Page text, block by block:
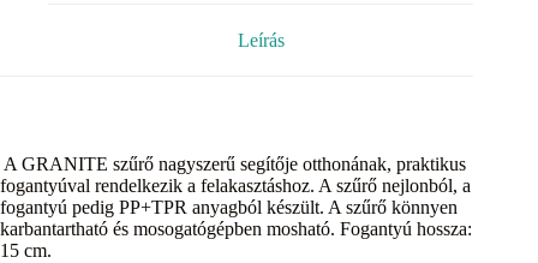
Leírás
A GRANITE szűrő nagyszerű segítője otthonának, praktikus
fogantyúval rendelkezik a felakasztáshoz. A szűrő nejlonból, a
fogantyú pedig PP+TPR anyagból készült. A szűrő könnyen
karbantartható és mosogatógépben mosható. Fogantyú hossza:
15 cm.